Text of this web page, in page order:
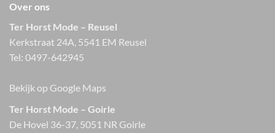
Over ons
Ter Horst Mode – Reusel
Kerkstraat 24A, 5541 EM Reusel
Tel: 0497-642945
Bekijk op Google Maps
Ter Horst Mode – Goirle
De Hovel 36-37, 5051 NR Goirle